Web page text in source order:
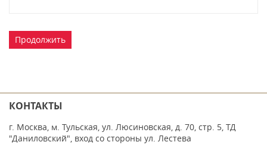
Продолжить
КОНТАКТЫ
г. Москва, м. Тульская, ул. Люсиновская, д. 70, стр. 5, ТД
"Даниловский", вход со стороны ул. Лестева